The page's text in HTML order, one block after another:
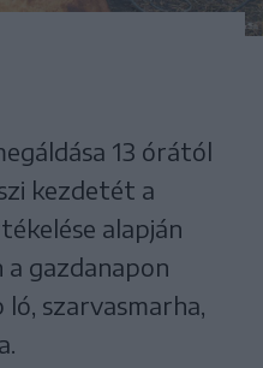
13 órától
kezdetét a
alapján
a gazdanapon
szarvasmarha,